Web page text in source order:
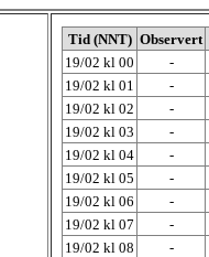
Tid (NNT) Observert
19/02 kl 00
-
19/02 kl 01
-
19/02 kl 02
-
19/02 kl 03
-
19/02 kl 04
-
19/02 kl 05
-
19/02 kl 06
-
19/02 kl 07
-
19/02 kl 08
-